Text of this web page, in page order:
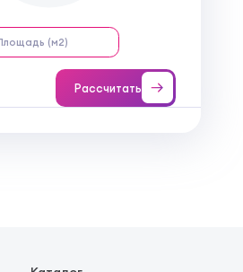
Рассчитать